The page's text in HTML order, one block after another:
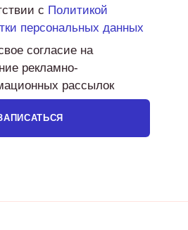
с Политикой
персональных данных
согласие на
рекламно-
рассылок